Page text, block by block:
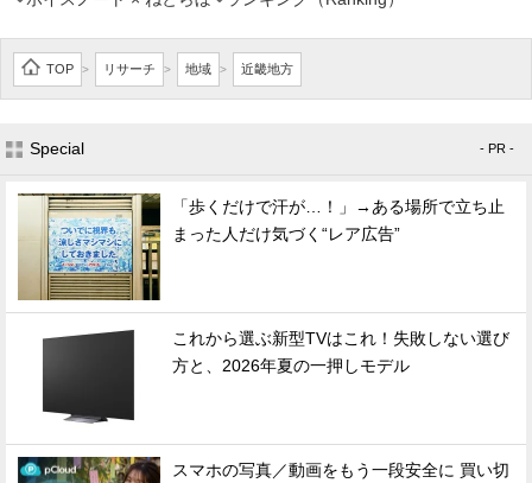
TOP > リサーチ > 地域 > 近畿地方
Special - PR -
「歩くだけで汗が…！」→ある場所で立ち止
まった人だけ気づく“レア広告”
これから選ぶ新型TVはこれ！失敗しない選び
方と、2026年夏の一押しモデル
スマホの写真／動画をもう一段安全に 買い切